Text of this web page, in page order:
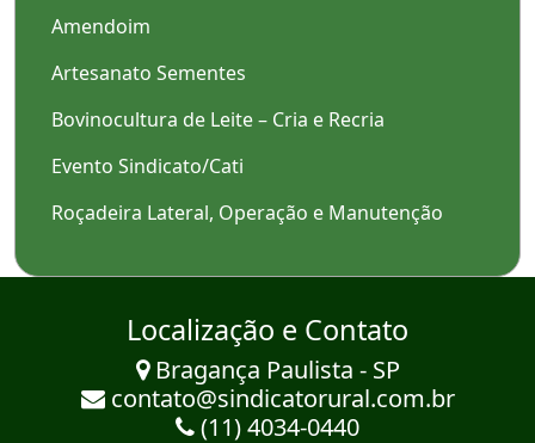
Amendoim
Artesanato Sementes
Bovinocultura de Leite – Cria e Recria
Evento Sindicato/Cati
Roçadeira Lateral, Operação e Manutenção
Localização e Contato
Bragança Paulista - SP
contato@sindicatorural.com.br
(11) 4034-0440